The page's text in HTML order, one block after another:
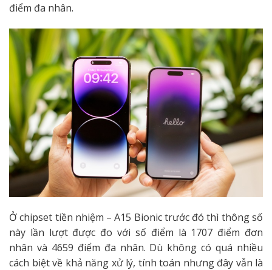
điểm đa nhân.
Ở chipset tiền nhiệm – A15 Bionic trước đó thì thông số
này lần lượt được đo với số điểm là 1707 điểm đơn
nhân và 4659 điểm đa nhân. Dù không có quá nhiều
cách biệt về khả năng xử lý, tính toán nhưng đây vẫn là